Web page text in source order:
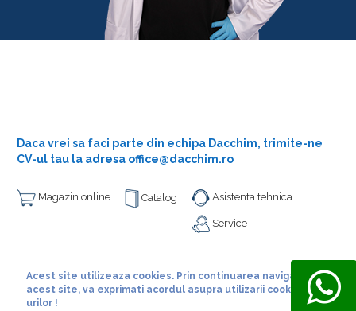
Daca vrei sa faci parte din echipa Dacchim, trimite-ne
CV-ul tau la adresa office@dacchim.ro
Magazin online Catalog Asistenta tehnica
Service
Acest site utilizeaza cookies. Prin continuarea navigarii pe
acest site, va exprimati acordul asupra utilizarii cookie-
urilor !